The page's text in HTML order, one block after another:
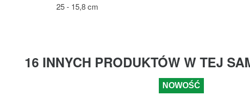
25 - 15,8 cm
16 INNYCH PRODUKTÓW W TEJ
NOWOŚĆ